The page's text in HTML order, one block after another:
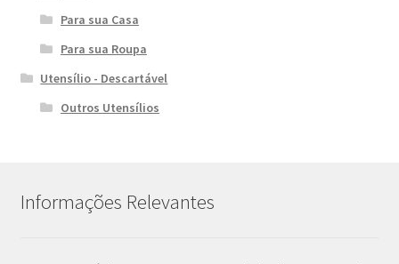
Para sua Casa
Para sua Roupa
Utensílio - Descartável
Outros Utensílios
Informações Relevantes